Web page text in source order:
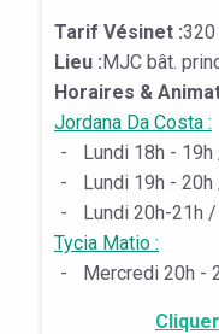
Tarif Vésinet :320
Lieu :MJC bât.
Horaires &
Jordana Da Costa :
-
Lundi 18h -
-
Lundi 19h -
-
Lundi 20h-21h
Tycia Matio :
-
Mercredi 20h -